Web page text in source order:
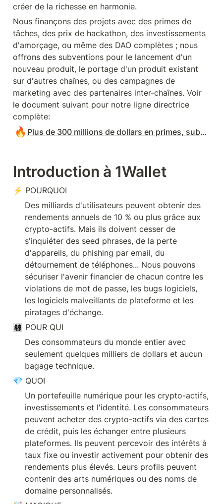
créer de la richesse en harmonie.
Nous finançons des projets avec des primes de
tâches, des prix de hackathon, des investissements
d'amorçage, ou même des DAO complètes ; nous
offrons des subventions pour le lancement d'un
nouveau produit, le portage d'un produit existant
sur d'autres chaînes, ou des campagnes de
marketing avec des partenaires inter-chaînes. Voir
le document suivant pour notre ligne directrice
complète:
🔥 Plus de 300 millions de dollars en primes, subventions et DAOs
Introduction à 1Wallet
⚡ POURQUOI
Des milliards d'utilisateurs peuvent obtenir des
rendements annuels de 10 % ou plus grâce aux
crypto-actifs. Mais ils doivent cesser de
s'inquiéter des seed phrases, de la perte
d'appareils, du phishing par email, du
détournement de téléphones... Nous pouvons
sécuriser l'avenir financier de chacun contre les
violations de mot de passe, les bugs logiciels,
les logiciels malveillants de plateforme et les
👩‍👩‍👧‍👦 POUR QUI
Des consommateurs du monde entier avec
seulement quelques milliers de dollars et aucun
💎 QUOI
Un portefeuille numérique pour les crypto-actifs,
investissements et l'identité. Les consommateurs
peuvent acheter des crypto-actifs via des cartes
de crédit, puis les échanger entre plusieurs
plateformes. Ils peuvent percevoir des intérêts à
taux fixe ou investir activement pour obtenir des
rendements plus élevés. Leurs profils peuvent
contenir des arts numériques ou des noms de